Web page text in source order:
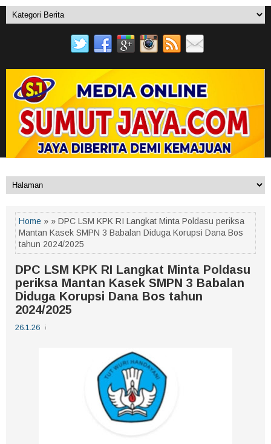
Home » » DPC LSM KPK RI Langkat Minta Poldasu periksa
Mantan Kasek SMPN 3 Babalan Diduga Korupsi Dana Bos
tahun 2024/2025
DPC LSM KPK RI Langkat Minta Poldasu
periksa Mantan Kasek SMPN 3 Babalan
Diduga Korupsi Dana Bos tahun
2024/2025
26.1.26